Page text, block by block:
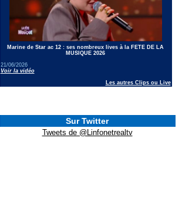
Marine de Star ac 12 : ses nombreux lives à la FETE DE LA
MUSIQUE 2026
21/06/2026
Voir la vidéo
Les autres Clips ou Live
Sur Twitter
Tweets de @Linfonetrealtv